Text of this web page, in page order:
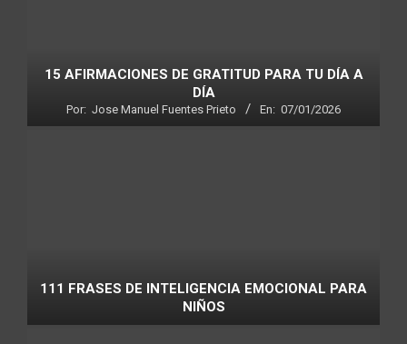
15 AFIRMACIONES DE GRATITUD PARA TU DÍA A
DÍA
Por: Jose Manuel Fuentes Prieto En: 07/01/2026
111 FRASES DE INTELIGENCIA EMOCIONAL PARA
NIÑOS